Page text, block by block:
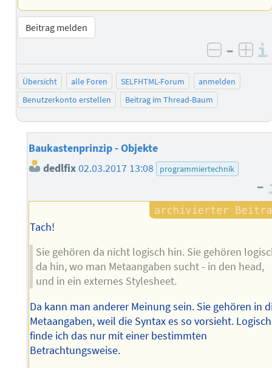
Beitrag melden
negativ
–
Übersicht alle Foren SELFHTML-Forum
anmelden
Benutzerkonto erstellen
Beitrag im Thread-Baum
Baukastenprinzip - Objekte
dedlfix02.03.2017 13:08 programmiertechnik
–
Tach!
Sie gehören da nicht logisch hin. Sie gehören
da hin, wo man Metaangaben sucht - in den head,
und in ein externes Stylesheet.
Da kann man anderer Meinung sein. Sie gehören in
Metaangaben, weil die Syntax es so vorsieht. Logisch
finde ich das nur mit einer bestimmten
Betrachtungsweise.